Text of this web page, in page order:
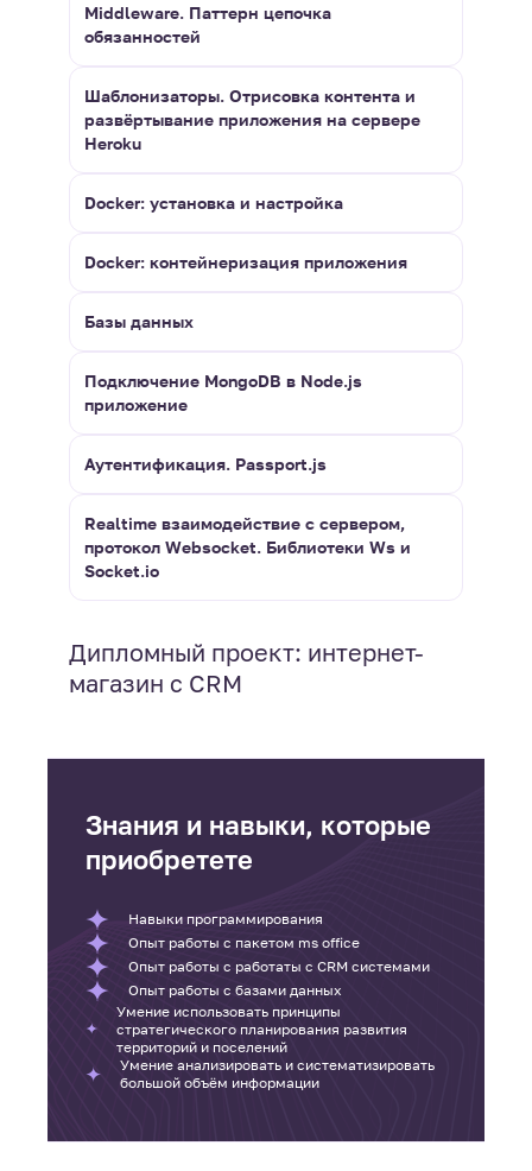
Middleware. Паттерн цепочка
обязанностей
Шаблонизаторы. Отрисовка контента и
развёртывание приложения на сервере
Heroku
Docker: установка и настройка
Docker: контейнеризация приложения
Базы данных
Подключение MongoDB в Node.js
приложение
Аутентификация. Passport.js
Realtime взаимодействие с сервером,
протокол Websocket. Библиотеки Ws и
Socket.io
Дипломный проект: интернет-
магазин с CRM
Знания и навыки, которые
приобретете
Навыки программирования
Опыт работы с пакетом ms office
Опыт работы с работаты с СRM системами
Опыт работы с базами данных
Умение использовать принципы
стратегического планирования развития
территорий и поселений
Умение анализировать и систематизировать
большой объём информации